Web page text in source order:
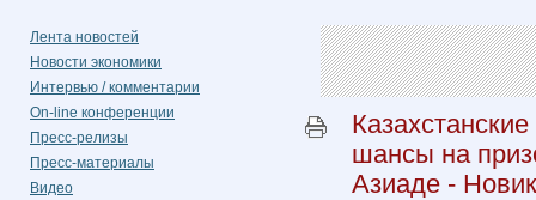
Лента новостей
Новости экономики
Интервью / комментарии
On-line конференции
Пресс-релизы
Пресс-материалы
Видео
шансы на
Азиаде -